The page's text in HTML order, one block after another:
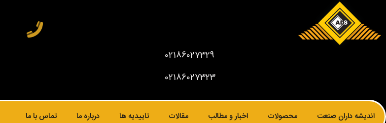
02186027329
02186027323
اندیشه داران صنعت محصولات اخبار و مطالب مقالات تاییدیه ها درباره ما تماس با ما